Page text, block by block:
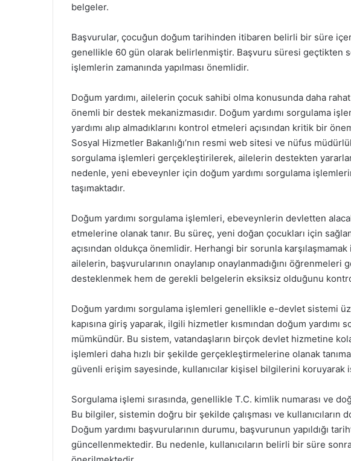
belgeler.
Başvurular, çocuğun doğum tarihinden itibaren belirli bir süre
genellikle 60 gün olarak belirlenmiştir. Başvuru süresi geçtikten
işlemlerin zamanında yapılması önemlidir.
Doğum yardımı, ailelerin çocuk sahibi olma konusunda daha
önemli bir destek mekanizmasıdır. Doğum yardımı sorgulama
yardımı alıp almadıklarını kontrol etmeleri açısından kritik bir
Sosyal Hizmetler Bakanlığı’nın resmi web sitesi ve nüfus
sorgulama işlemleri gerçekleştirilerek, ailelerin destekten
nedenle, yeni ebeveynler için doğum yardımı sorgulama
taşımaktadır.
Doğum yardımı sorgulama işlemleri, ebeveynlerin devletten
etmelerine olanak tanır. Bu süreç, yeni doğan çocukları için
açısından oldukça önemlidir. Herhangi bir sorunla
ailelerin, başvurularının onaylanıp onaylanmadığını öğrenmeleri
desteklenmek hem de gerekli belgelerin eksiksiz olduğunu
Doğum yardımı sorgulama işlemleri genellikle e-devlet sistemi
kapısına giriş yaparak, ilgili hizmetler kısmından doğum yardımı
mümkündür. Bu sistem, vatandaşların birçok devlet hizmetine
işlemleri daha hızlı bir şekilde gerçekleştirmelerine olanak
güvenli erişim sayesinde, kullanıcılar kişisel bilgilerini
Sorgulama işlemi sırasında, genellikle T.C. kimlik numarası ve
Bu bilgiler, sistemin doğru bir şekilde çalışması ve kullanıcıların
Doğum yardımı başvurularının durumu, başvurunun yapıldığı
güncellenmektedir. Bu nedenle, kullanıcıların belirli bir süre